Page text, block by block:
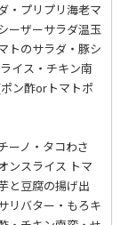
・プリプリ海老マ
ーザーサラダ温玉
トのサラダ・豚シ
イス・チキン南
ン酢orトマトポ
ーノ・タコわさ
ンスライス トマ
と豆腐の揚げ出
リバター・もろキ